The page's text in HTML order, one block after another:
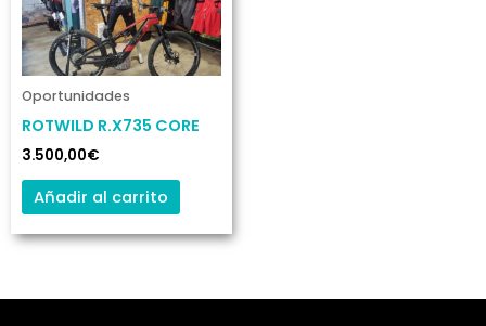
Oportunidades
ROTWILD R.X735 CORE
3.500,00€
Añadir al carrito